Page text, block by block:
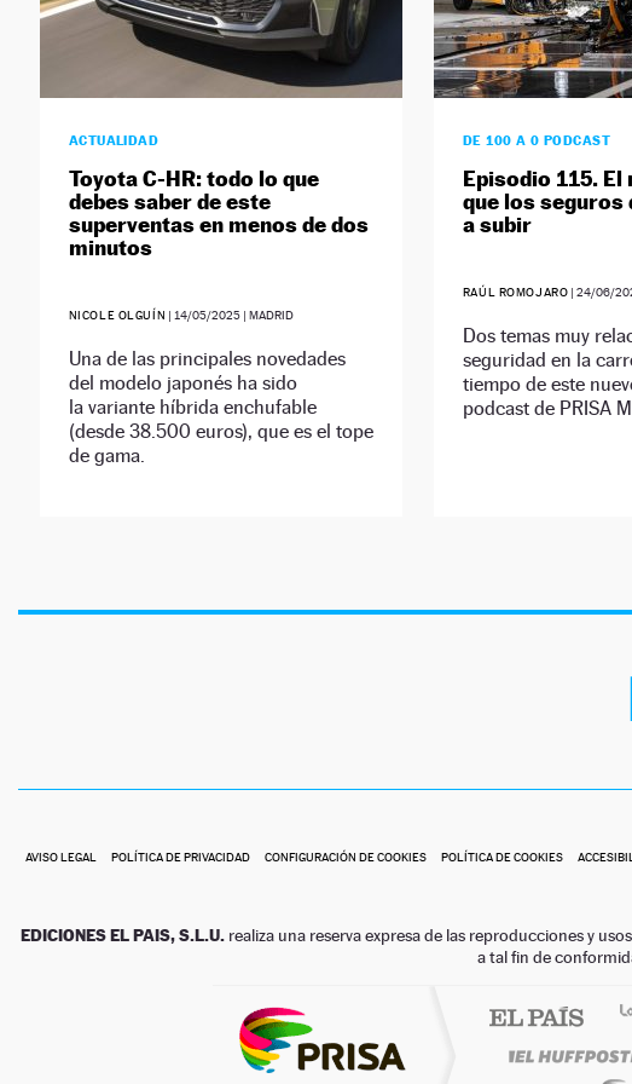
ACTUALIDAD
Toyota C-HR: todo lo que
debes saber de este
superventas en menos de dos
minutos
NICOLE OLGUÍN | 14/05/2025 | MADRID
Una de las principales novedades
del modelo japonés ha sido
la variante híbrida enchufable
(desde 38.500 euros), que es el tope
de gama.
DE 100 A 0 PODCAST
Episodio 115.
que los seguros
a subir
RAÚL ROMOJARO |24/06/
Dos temas muy
seguridad en la
tiempo de este
podcast de PRISA
AVISO LEGAL POLÍTICA DE PRIVACIDAD CONFIGURACIÓN DE COOKIES POLÍTICA DE COOKIES
EDICIONES EL PAIS, S.L.U. realiza una reserva expresa de las reproducciones y
a tal fin de